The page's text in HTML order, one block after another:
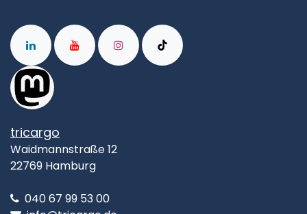
tricargo
Waidmannstraße 12
22769 Hamburg
040 67 99 53 00